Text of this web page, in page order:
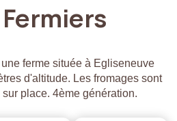
Fermiers
ferme située à Egliseneuve
d'altitude. Les fromages sont
place. 4ème génération.